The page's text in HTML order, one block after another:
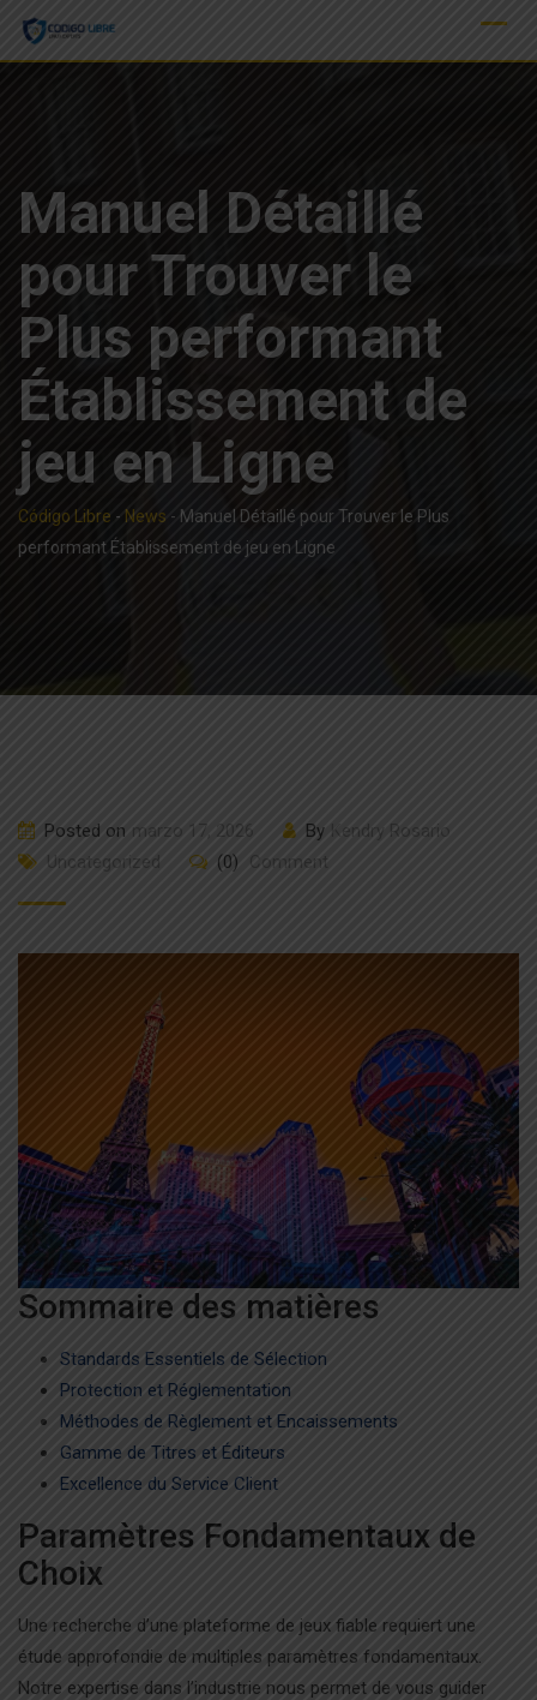
Skip
Manuel Détaillé
pour Trouver le
Plus performant
Établissement de
jeu en Ligne
Código Libre - News - Manuel Détaillé pour Trouver le Plus
performant Établissement de jeu en Ligne
Posted on marzo 17, 2026 By
Kendry Rosario
Uncategorized
(0) Comment
Sommaire des matières
Standards Essentiels de Sélection
Protection et Réglementation
Méthodes de Règlement et Encaissements
Gamme de Titres et Éditeurs
Excellence du Service Client
Paramètres Fondamentaux de
Choix
Une recherche d’une plateforme de jeux fiable requiert une
étude approfondie de multiples paramètres fondamentaux.
Notre expertise dans l’industrie nous permet de vous guider